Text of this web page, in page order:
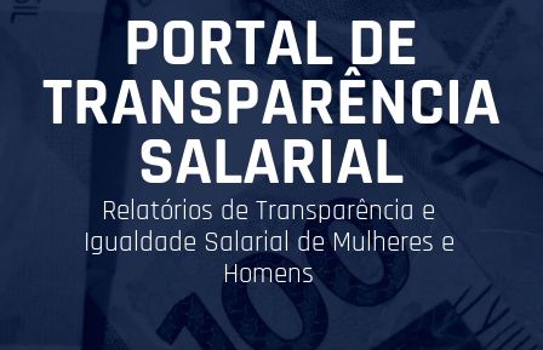
PORTAL DE
TRANSPARÊNCIA
SALARIAL
Relatórios de Transparência e
Igualdade Salarial de Mulheres e
Homens